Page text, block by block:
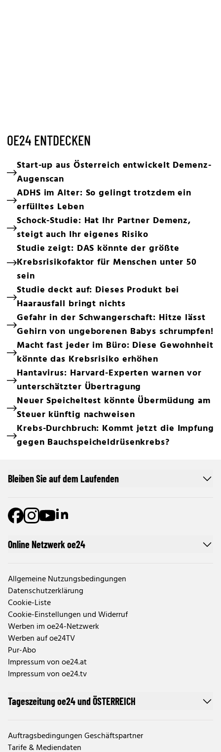
OE24 ENTDECKEN
Start-up aus Österreich entwickelt Demenz-
Augenscan
ADHS im Alter: So gelingt trotzdem ein
erfülltes Leben
Schock-Studie: Hat Ihr Partner Demenz,
steigt auch Ihr eigenes Risiko
Studie zeigt: DAS könnte der größte
Krebsrisikofaktor für Menschen unter 50
sein
Studie deckt auf: Dieses Produkt bei
Haarausfall bringt nichts
Gefahr in der Schwangerschaft: Hitze lässt
Gehirn von ungeborenen Babys schrumpfen!
Macht fast jeder im Büro: Diese Gewohnheit
könnte das Krebsrisiko erhöhen
Hantavirus: Harvard-Experten warnen vor
unterschätzter Übertragung
Neuer Speicheltest könnte Übermüdung am
Steuer künftig nachweisen
Krebs-Durchbruch: Kommt jetzt die Impfung
gegen Bauchspeicheldrüsenkrebs?
Online Netzwerk oe24
Allgemeine Nutzungsbedingungen
Datenschutzerklärung
Cookie-Liste
Cookie-Einstellungen und Widerruf
Werben im oe24-Netzwerk
Werben auf oe24TV
Pur-Abo
Impressum von oe24.at
Impressum von oe24.tv
Tageszeitung oe24 und ÖSTERREICH
Auftragsbedingungen Geschäftspartner
Tarife & Mediendaten
Bleiben Sie auf dem Laufenden